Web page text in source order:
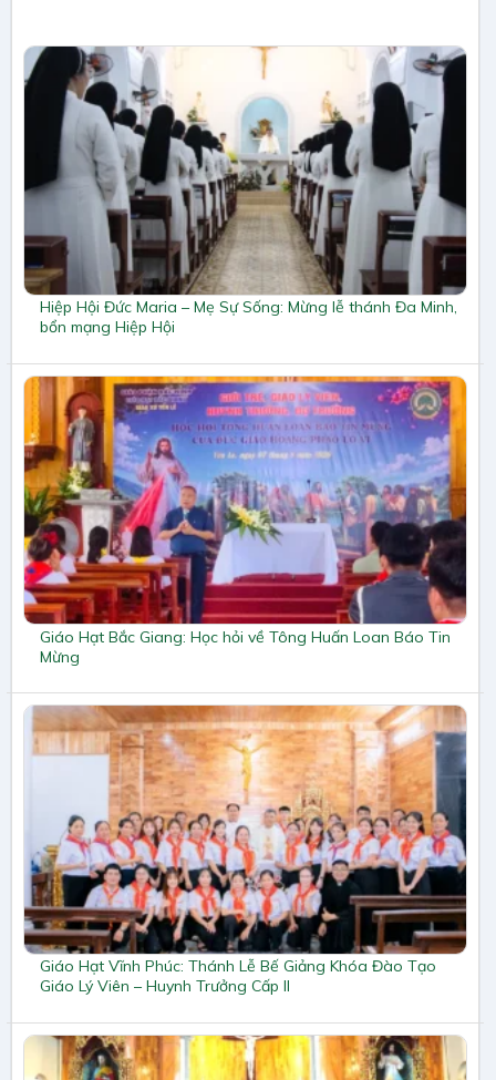
Hiệp Hội Đức Maria – Mẹ Sự Sống: Mừng lễ thánh Đa Minh,
bổn mạng Hiệp Hội
Giáo Hạt Bắc Giang: Học hỏi về Tông Huấn Loan Báo Tin
Mừng
Giáo Hạt Vĩnh Phúc: Thánh Lễ Bế Giảng Khóa Đào Tạo
Giáo Lý Viên – Huynh Trưởng Cấp II